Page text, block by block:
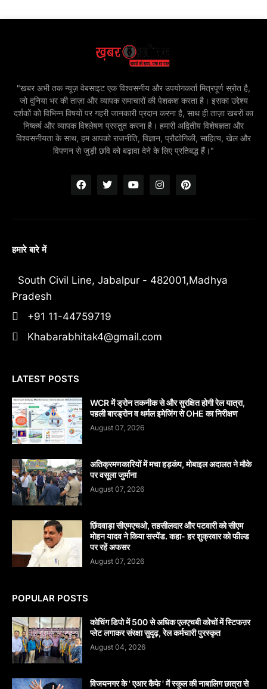
"खबर अभी तक न्यूज़ वेबसाइट एक विश्वसनीय और उपयोगकर्ता मित्रपूर्ण स्रोत है,
जो दुनिया भर की ताज़ा और व्यापक समाचारों की पेशकश करता है। इसका उद्देश्य
दर्शकों को विभिन्न विषयों पर गहरी जानकारी प्रदान करना है, साथ ही ताज़ा खबरों का
निष्कर्ष और व्यापक विश्लेषण प्रस्तुत करना है। हमारी अद्वितीय विशेषज्ञता और
विश्वसनीयता के साथ, हम आपको राजनीति, विज्ञान, प्रौद्योगिकी, साहित्य, खेल और
विपणन से जुड़ी छवि को बढ़ावा देने के लिए प्रतिबद्ध हैं।"
हमारे बारे में
South Civil Line, Jabalpur - 482001,Madhya
Pradesh
+91 11-44759719
Khabarabhitak4@gmail.com
LATEST POSTS
WCR में ड्रोन तकनीक से और सुरक्षित होगी रेल यात्रा,
पहली बारड्रोन व थर्मल इमेजिंग से OHE का निरीक्षण
August 07, 2026
अतिक्रमणकारियों में मचा हड़कंप, मोबाइल अदालत ने मौके
पर वसूला जुर्माना
August 07, 2026
छिंदवाड़ा सीएमएचओ, तहसीलदार और पटवारी को सीएम
मोहन यादव ने किया सस्पेंड. कहा- हर शुक्रवार को फील्ड
पर रहें अफसर
August 07, 2026
POPULAR POSTS
कोचिंग डिपो में 500 से अधिक एलएचबी कोचों में स्टिफऩर
प्लेट लगाकर संरक्षा सुदृढ़, रेल कर्मचारी पुरस्कृत
August 04, 2026
विजयनगर के ' एआर कैफे ' में स्कूल की नाबालिग छात्रा से